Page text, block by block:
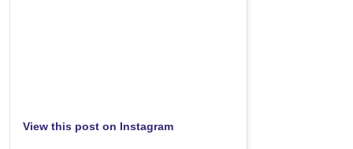
View this post on Instagram